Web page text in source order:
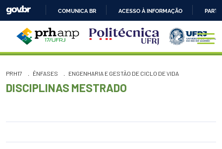
IR
PARA
O
COMUNICA BR ACESSO À INFORMAÇÃO
PRH17 ÊNFASES ENGENHARIA E GESTÃO DE CICLO DE VIDA
DISCIPLINAS MESTRADO